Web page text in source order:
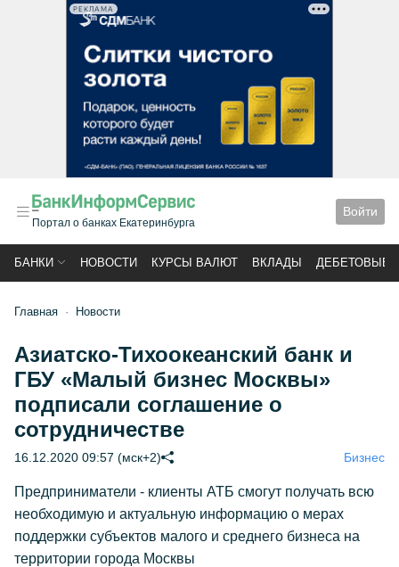
РЕКЛАМА
Портал о банках Екатеринбурга
Войти
БАНКИ НОВОСТИ КУРСЫ ВАЛЮТ ВКЛАДЫ ДЕБЕТОВЫЕ
Главная Новости
Азиатско-Тихоокеанский банк и
ГБУ «Малый бизнес Москвы»
подписали соглашение о
сотрудничестве
16.12.2020 09:57 (мск+2) Бизнес
Предприниматели - клиенты АТБ смогут получать всю
необходимую и актуальную информацию о мерах
поддержки субъектов малого и среднего бизнеса на
территории города Москвы